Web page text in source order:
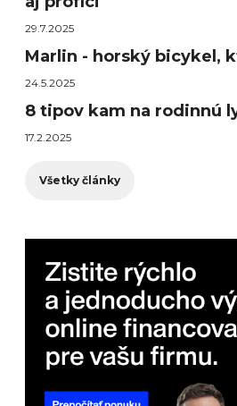
29.7.2025
Marlin - horský bicykel,
24.5.2025
8 tipov kam na rodinnú
17.2.2025
Všetky články